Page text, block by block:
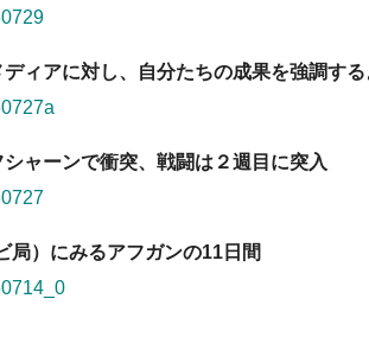
ィアに対し、自分たちの成果を強調す
ャーンで衝突、戦闘は２週目に突入
局）にみるアフガンの11日間